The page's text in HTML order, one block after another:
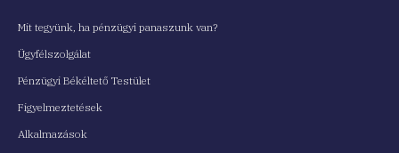
Mit tegyünk, ha pénzügyi panaszunk van?
Ügyfélszolgálat
Pénzügyi Békéltető Testület
Figyelmeztetések
Alkalmazások